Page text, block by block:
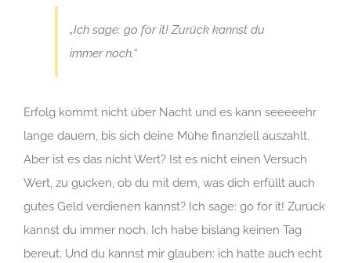
„Ich sage: go for it! Zurück kannst du
immer noch.“
Erfolg kommt nicht über Nacht und es kann seeeeehr
lange dauern, bis sich deine Mühe finanziell auszahlt.
Aber ist es das nicht Wert? Ist es nicht einen Versuch
Wert, zu gucken, ob du mit dem, was dich erfüllt auch
gutes Geld verdienen kannst? Ich sage: go for it! Zurück
kannst du immer noch. Ich habe bislang keinen Tag
bereut. Und du kannst mir glauben: ich hatte auch echt